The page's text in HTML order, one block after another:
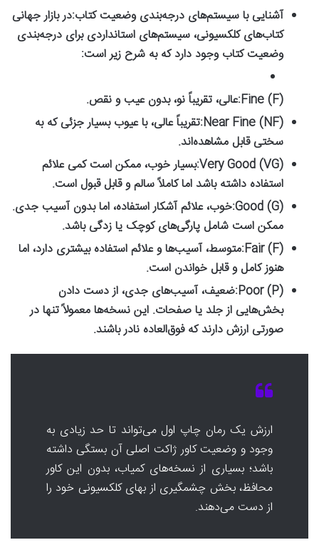
آشنایی با سیستم‌های درجه‌بندی وضعیت کتاب:در بازار جهانی
کتاب‌های کلکسیونی، سیستم‌های استانداردی برای درجه‌بندی
وضعیت کتاب وجود دارد که به شرح زیر است:
Fine (F):عالی، تقریباً نو، بدون عیب و نقص.
Near Fine (NF):تقریباً عالی، با عیوب بسیار جزئی که به
سختی قابل مشاهده‌اند.
Very Good (VG):بسیار خوب، ممکن است کمی علائم
استفاده داشته باشد اما کاملاً سالم و قابل قبول است.
Good (G):خوب، علائم آشکار استفاده، اما بدون آسیب جدی.
ممکن است شامل پارگی‌های کوچک یا زدگی باشد.
Fair (F):متوسط، آسیب‌ها و علائم استفاده بیشتری دارد، اما
هنوز کامل و قابل خواندن است.
Poor (P):ضعیف، آسیب‌های جدی، از دست دادن
بخش‌هایی از جلد یا صفحات. این نسخه‌ها معمولاً تنها در
صورتی ارزش دارند که فوق‌العاده نادر باشند.
ارزش یک رمان چاپ اول می‌تواند تا حد زیادی به
وجود و وضعیت کاور ژاکت اصلی آن بستگی داشته
باشد؛ بسیاری از نسخه‌های کمیاب، بدون این کاور
محافظ، بخش چشمگیری از بهای کلکسیونی خود را
از دست می‌دهند.